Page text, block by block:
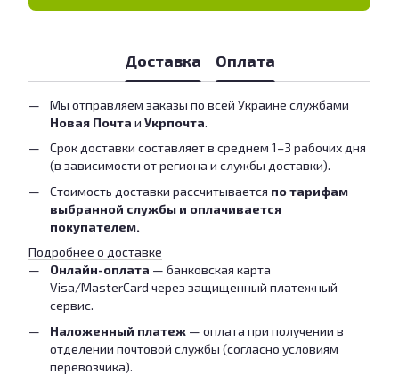
Доставка Оплата
Мы отправляем заказы по всей Украине службами
Новая Почта и Укрпочта.
Срок доставки составляет в среднем 1–3 рабочих дня
(в зависимости от региона и службы доставки).
Стоимость доставки рассчитывается по тарифам
выбранной службы и оплачивается
покупателем.
Подробнее о доставке
Онлайн-оплата — банковская карта
Visa/MasterCard через защищенный платежный
сервис.
Наложенный платеж — оплата при получении в
отделении почтовой службы (согласно условиям
перевозчика).